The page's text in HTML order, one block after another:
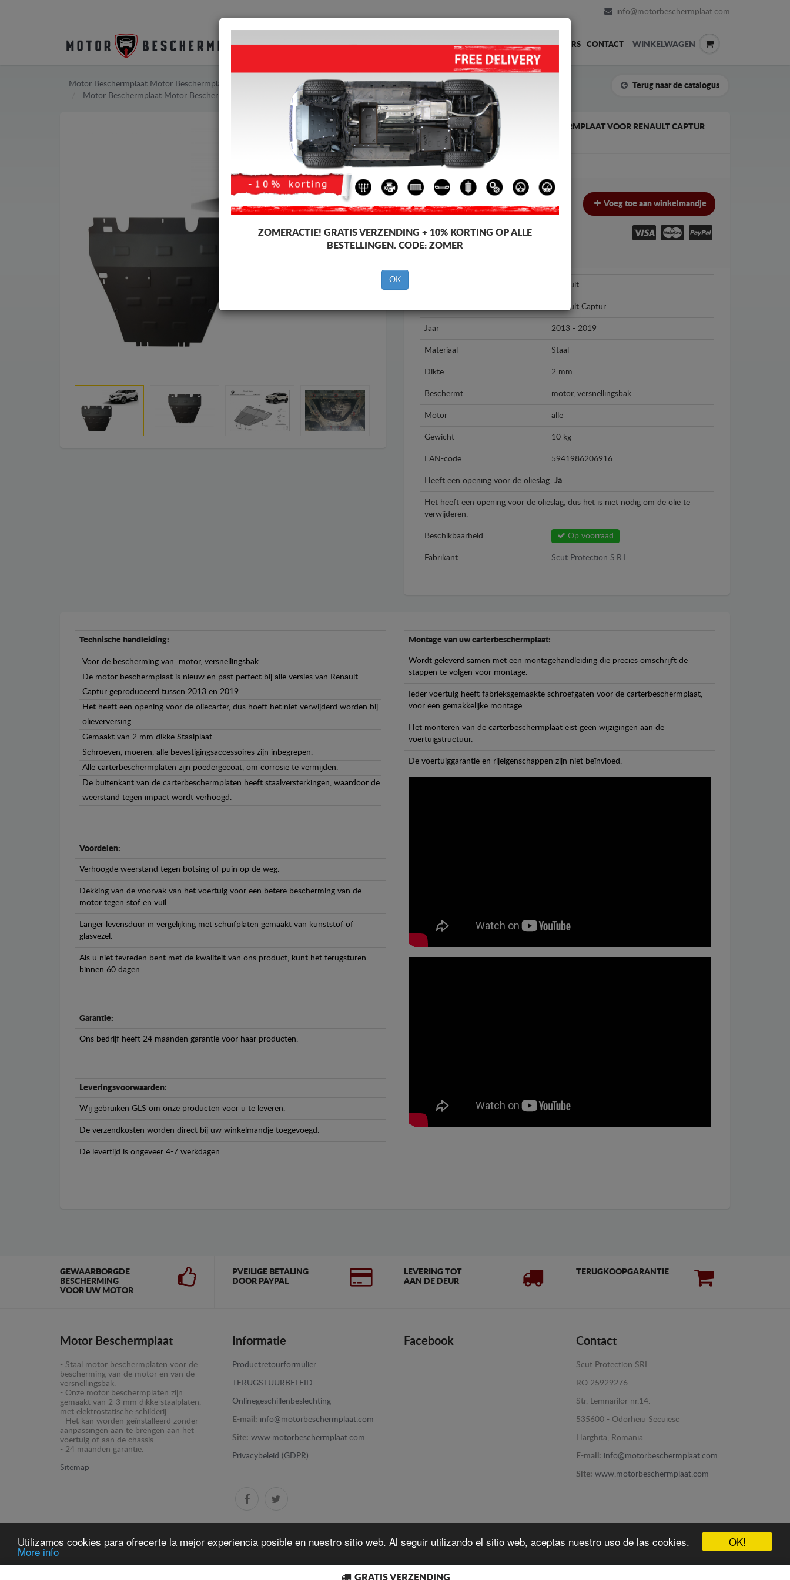
OK!
Utilizamos cookies para ofrecerte la mejor experiencia posible en nuestro sitio web. Al seguir utilizando el sitio web, aceptas nuestro uso de las cookies.
More info
info@motorbeschermplaat.com
BESCHERMPLAAT HOME VERZENDING TERUGMELDING WEDERVERKOPERS CONTACT WINKELWAGEN
Motor Beschermplaat Motor Beschermplaat Renault
Motor Beschermplaat Motor Beschermplaat Renault Captur
Terug naar de catalogus
MOTOR EN VERSNELLINGSBAK BESCHERMPLAAT VOOR RENAULT CAPTUR
(2013-2019)
Artikelcode: 19.131
176 €
169€
Incl. BTW
Voeg toe aan winkelmandje
Renault
Renault Captur
Jaar 2013 - 2019
Materiaal Staal
Dikte 2 mm
Beschermt motor, versnellingsbak
Motor alle
Gewicht 10 kg
EAN-code: 5941986206916
Heeft een opening voor de olieslag: Ja
Het heeft een opening voor de olieslag, dus het is niet nodig om de olie te
verwijderen.
Beschikbaarheid Op voorraad
Fabrikant Scut Protection S.R.L
Technische handleiding:
Voor de bescherming van: motor, versnellingsbak
De motor beschermplaat is nieuw en past perfect bij alle versies van Renault
Captur geproduceerd tussen 2013 en 2019.
Het heeft een opening voor de oliecarter, dus hoeft het niet verwijderd worden bij
olieverversing.
Gemaakt van 2 mm dikke Staalplaat.
Schroeven, moeren, alle bevestigingsaccessoires zijn inbegrepen.
Alle carterbeschermplaten zijn poedergecoat, om corrosie te vermijden.
De buitenkant van de carterbeschermplaten heeft staalversterkingen, waardoor de
weerstand tegen impact wordt verhoogd.
Voordelen:
Verhoogde weerstand tegen botsing of puin op de weg.
Dekking van de voorvak van het voertuig voor een betere bescherming van de
motor tegen stof en vuil.
Langer levensduur in vergelijking met schuifplaten gemaakt van kunststof of
glasvezel.
Als u niet tevreden bent met de kwaliteit van ons product, kunt het terugsturen
binnen 60 dagen.
Garantie:
Ons bedrijf heeft 24 maanden garantie voor haar producten.
Leveringsvoorwaarden:
Wij gebruiken GLS om onze producten voor u te leveren.
De verzendkosten worden direct bij uw winkelmandje toegevoegd.
De levertijd is ongeveer 4-7 werkdagen.
Montage van uw carterbeschermplaat:
Wordt geleverd samen met een montagehandleiding die precies omschrijft de
stappen te volgen voor montage.
Ieder voertuig heeft fabrieksgemaakte schroefgaten voor de carterbeschermplaat,
voor een gemakkelijke montage.
Het monteren van de carterbeschermplaat eist geen wijzigingen aan de
voertuigstructuur.
De voertuiggarantie en rijeigenschappen zijn niet beïnvloed.
GEWAARBORGDE
BESCHERMING
VOOR UW MOTOR
PVEILIGE BETALING
DOOR PAYPAL
LEVERING TOT
AAN DE DEUR
TERUGKOOPGARANTIE
Motor Beschermplaat
- Staal motor beschermplaten voor de
bescherming van de motor en van de
versnellingsbak.
- Onze motor beschermplaten zijn
gemaakt van 2-3 mm dikke staalplaten,
met elektrostatische schilderij.
- Het kan worden geïnstalleerd zonder
aanpassingen aan te brengen aan het
voertuig of aan de chassis.
- 24 maanden garantie.
Sitemap
Informatie
Productretourformulier
TERUGSTUURBELEID
Onlinegeschillenbeslechting
E-mail: info@motorbeschermplaat.com
Site: www.motorbeschermplaat.com
Privacybeleid (GDPR)
Facebook Contact
Scut Protection SRL
RO 25929276
Str. Lemnarilor nr.14.
535600 - Odorheiu Secuiesc
Harghita, Romania
E-mail: info@motorbeschermplaat.com
Site: www.motorbeschermplaat.com
www.motorbeschermplaat.com -© 2026
ZOMERACTIE! GRATIS VERZENDING + 10% KORTING OP ALLE
BESTELLINGEN. CODE: ZOMER
OK
GRATIS VERZENDING